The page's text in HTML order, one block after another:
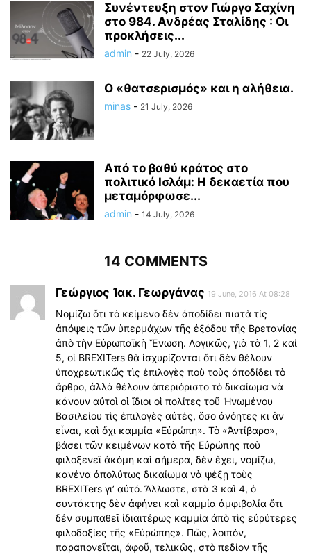
Συνέντευξη στον Γιώργο Σαχίνη
στο 984. Ανδρέας Σταλίδης : Οι
προκλήσεις...
admin - 22 July, 2026
Ο «θατσερισμός» και η αλήθεια.
minas - 21 July, 2026
Από το βαθύ κράτος στο
πολιτικό Ισλάμ: Η δεκαετία που
μεταμόρφωσε...
admin - 14 July, 2026
14 COMMENTS
Γεώργιος Ἰακ. Γεωργάνας 19 June, 2016 At 08:28
Νομίζω ὅτι τὸ κείμενο δὲν ἀποδίδει πιστὰ τίς
ἀπόψεις τῶν ὑπερμάχων τῆς ἐξόδου τῆς Βρετανίας
ἀπὸ τὴν Εὐρωπαϊκὴ Ἕνωση. Λογικῶς, γιὰ τὰ 1, 2 καί
5, οἱ BREXITers θὰ ἰσχυρίζονται ὅτι δὲν θέλουν
ὑποχρεωτικῶς τὶς ἐπιλογὲς ποὺ τοὺς ἀποδίδει τὸ
ἄρθρο, ἀλλὰ θέλουν ἀπεριόριστο τὸ δικαίωμα νὰ
κάνουν αὐτοὶ οἱ ἴδιοι οἱ πολίτες τοῦ Ἡνωμένου
Βασιλείου τὶς ἐπιλογὲς αὐτές, ὅσο ἀνόητες κι ἂν
εἶναι, καὶ ὄχι καμμία «Εὐρώπη». Τὸ «Ἀντίβαρο»,
βάσει τῶν κειμένων κατὰ τῆς Εὐρώπης ποὺ
φιλοξενεῖ ἀκόμη καὶ σήμερα, δὲν ἔχει, νομίζω,
κανένα ἀπολύτως δικαίωμα νὰ ψέξῃ τοὺς
BREXITers γι’ αὐτό. Ἄλλωστε, στὰ 3 καὶ 4, ὁ
συντάκτης δὲν ἀφήνει καὶ καμμία ἀμφιβολία ὅτι
δέν συμπαθεῖ ἰδιαιτέρως καμμία ἀπὸ τὶς εὐρύτερες
φιλοδοξίες τῆς «Εὐρώπης». Πῶς, λοιπόν,
παραπονεῖται, ἀφοῦ, τελικῶς, στὸ πεδίον τῆς